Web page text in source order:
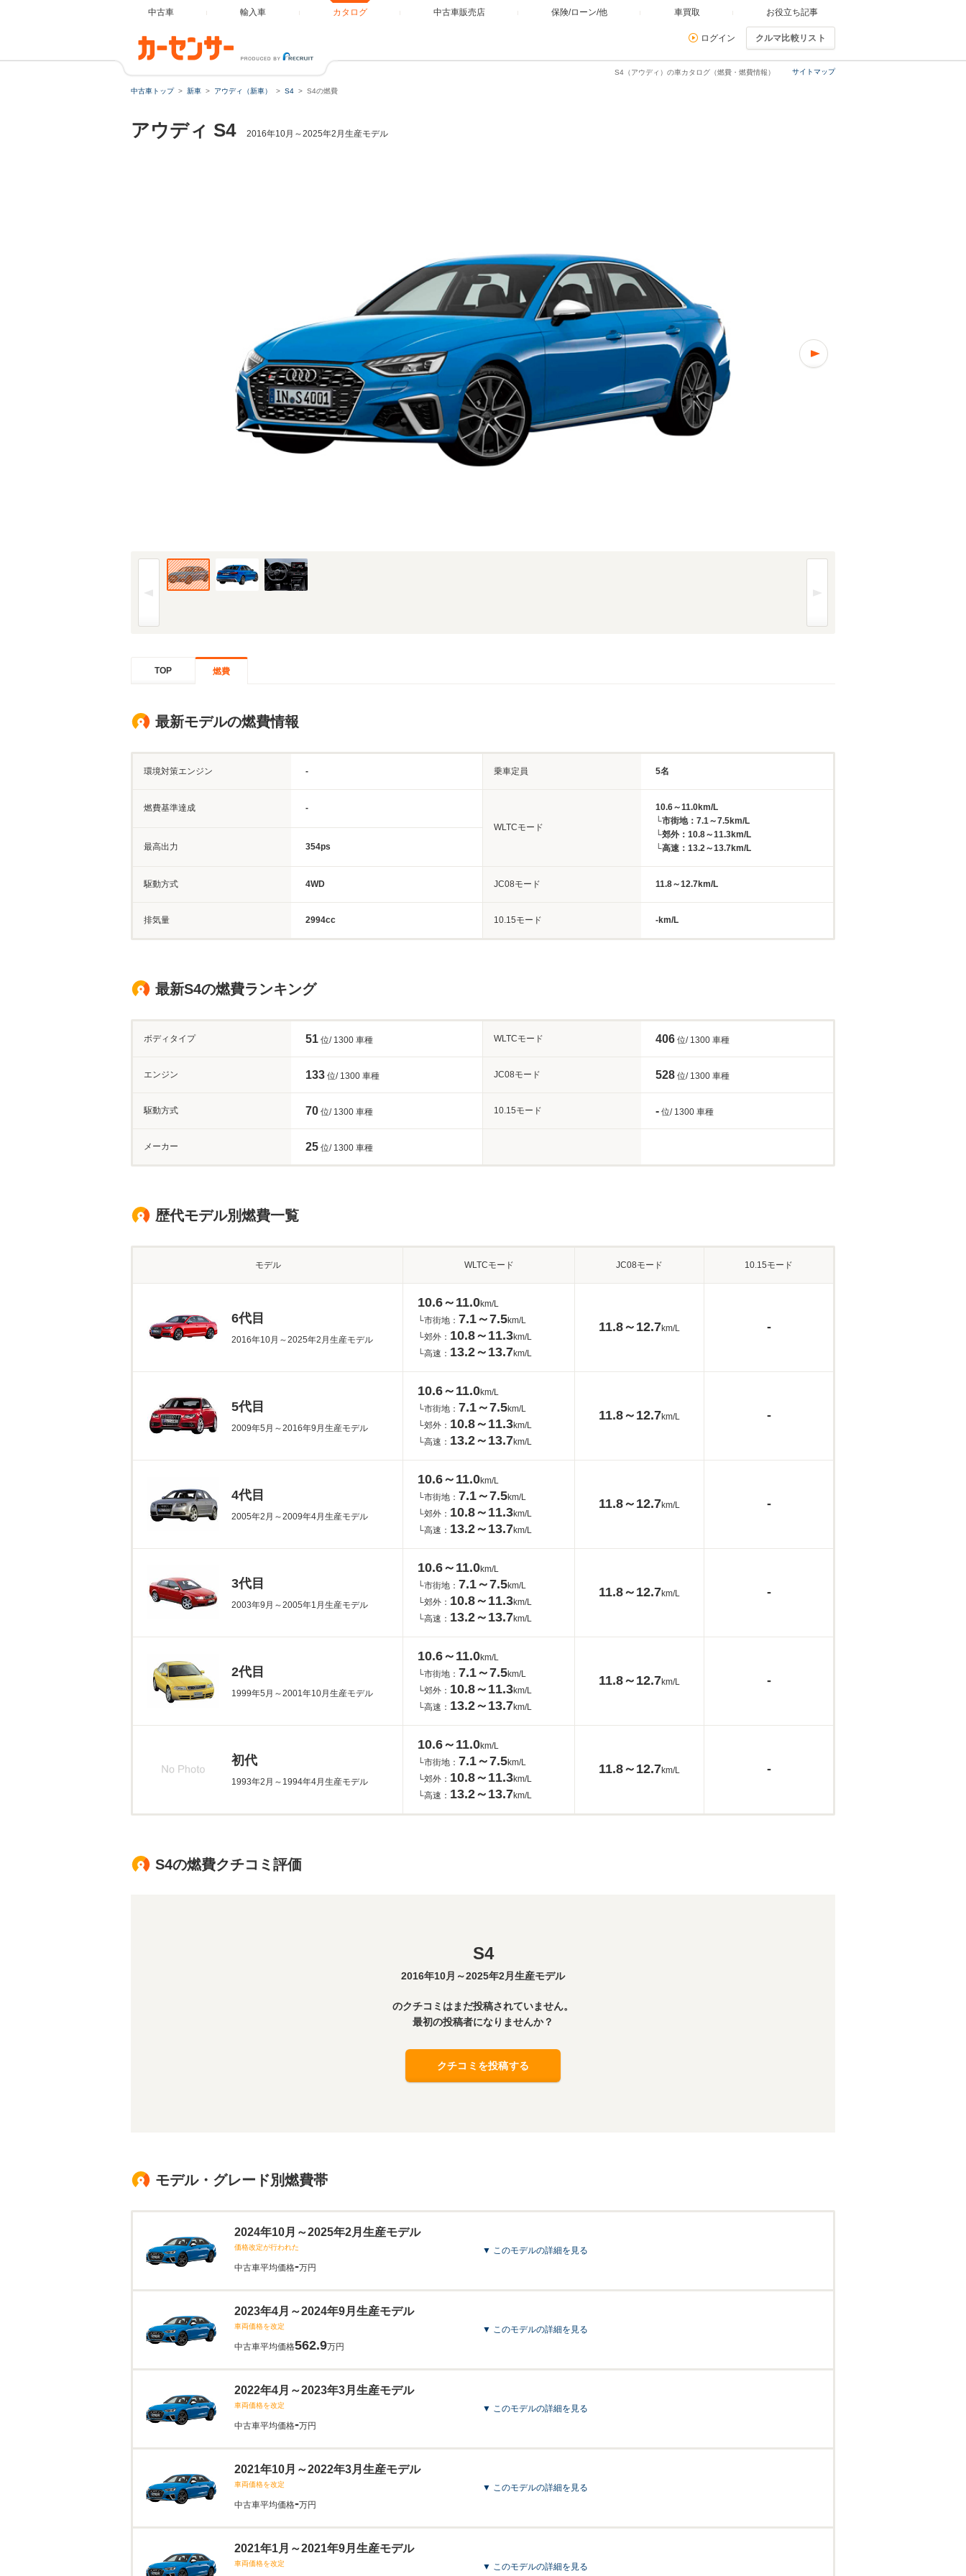
中古車 輸入車 カタログ 中古車販売店 保険/ローン/他 車買取 お役立ち記事
ログイン クルマ比較リスト
サイトマップ
S4（アウディ）の車カタログ（燃費・燃費情報）
中古車トップ 新車 アウディ（新車） S4 S4の燃費
アウディ S4 2016年10月～2025年2月生産モデル
20年(R2)10月、MC時のフロント。仕様はグレードにより異なります (1/3枚)
TOP 燃費
最新モデルの燃費情報
環境対策エンジン - 乗車定員 5名
燃費基準達成
-
WLTCモード
10.6～11.0km/L
└市街地：7.1～7.5km/L
└郊外：10.8～11.3km/L
└高速：13.2～13.7km/L
最高出力 354ps
駆動方式 4WD JC08モード 11.8～12.7km/L
排気量 2994cc 10.15モード -km/L
最新S4の燃費ランキング
ボディタイプ 51 位/ 1300 車種 WLTCモード 406 位/ 1300 車種
エンジン 133 位/ 1300 車種 JC08モード 528 位/ 1300 車種
駆動方式 70 位/ 1300 車種 10.15モード - 位/ 1300 車種
メーカー 25 位/ 1300 車種
歴代モデル別燃費一覧
モデル WLTCモード JC08モード 10.15モード
6代目
2016年10月～2025年2月生産モデル
10.6～11.0km/L
└市街地： 7.1～7.5km/L
└郊外： 10.8～11.3km/L
└高速： 13.2～13.7km/L
11.8～12.7km/L -
5代目
2009年5月～2016年9月生産モデル
10.6～11.0km/L
└市街地： 7.1～7.5km/L
└郊外： 10.8～11.3km/L
└高速： 13.2～13.7km/L
11.8～12.7km/L -
4代目
2005年2月～2009年4月生産モデル
10.6～11.0km/L
└市街地： 7.1～7.5km/L
└郊外： 10.8～11.3km/L
└高速： 13.2～13.7km/L
11.8～12.7km/L -
3代目
2003年9月～2005年1月生産モデル
10.6～11.0km/L
└市街地： 7.1～7.5km/L
└郊外： 10.8～11.3km/L
└高速： 13.2～13.7km/L
11.8～12.7km/L -
2代目
1999年5月～2001年10月生産モデル
10.6～11.0km/L
└市街地： 7.1～7.5km/L
└郊外： 10.8～11.3km/L
└高速： 13.2～13.7km/L
11.8～12.7km/L -
初代
1993年2月～1994年4月生産モデル
10.6～11.0km/L
└市街地： 7.1～7.5km/L
└郊外： 10.8～11.3km/L
└高速： 13.2～13.7km/L
11.8～12.7km/L -
S4の燃費クチコミ評価
S4
2016年10月～2025年2月生産モデル
のクチコミはまだ投稿されていません。
最初の投稿者になりませんか？
クチコミを投稿する
モデル・グレード別燃費帯
2024年10月～2025年2月生産モデル
価格改定が行われた
中古車平均価格-万円
▼ このモデルの詳細を見る
2023年4月～2024年9月生産モデル
車両価格を改定
中古車平均価格562.9万円
▼ このモデルの詳細を見る
2022年4月～2023年3月生産モデル
車両価格を改定
中古車平均価格-万円
▼ このモデルの詳細を見る
2021年10月～2022年3月生産モデル
車両価格を改定
中古車平均価格-万円
▼ このモデルの詳細を見る
2021年1月～2021年9月生産モデル
車両価格を改定 ▼ このモデルの詳細を見る